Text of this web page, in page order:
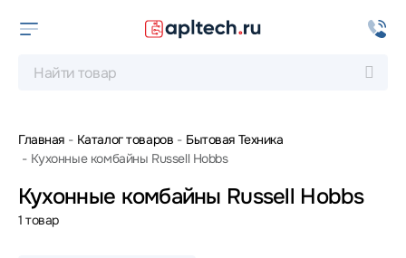
Главная Каталог товаров
Бытовая Техника
Кухонные комбайны Russell Hobbs
Кухонные комбайны Russell Hobbs
1 товар